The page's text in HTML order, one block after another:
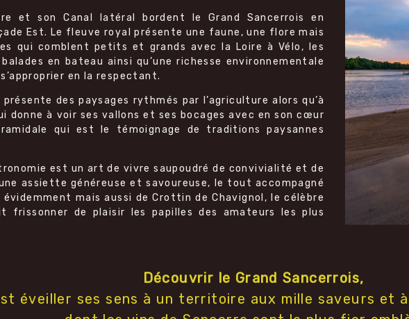
et son Canal latéral bordent le Grand Sancerrois en
Est. Le fleuve royal présente une faune, une flore mais
qui comblent petits et grands avec la Loire à Vélo, les
en bateau ainsi qu’une richesse environnementale
en la respectant.
présente des paysages rythmés par l’agriculture alors qu’à
donne à voir ses vallons et ses bocages avec en son cœur
qui est le témoignage de traditions paysannes
est un art de vivre saupoudré de convivialité et de
assiette généreuse et savoureuse, le tout accompagné
évidemment mais aussi de Crottin de Chavignol, le célèbre
frissonner de plaisir les papilles des amateurs les plus
Découvrir le Grand Sancerrois,
éveiller ses sens à un territoire aux mille saveurs et